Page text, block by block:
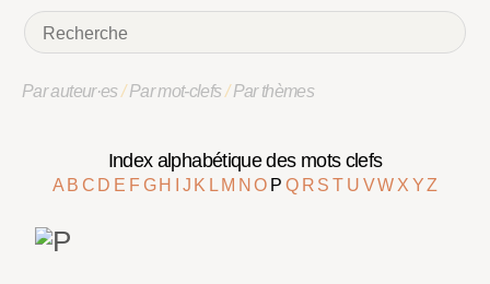
Par auteur·es/Par mot-clefs/Par thèmes
Index alphabétique des mots clefs
A B C D E F G H J K L M NO P Q R ST U VW X YZ